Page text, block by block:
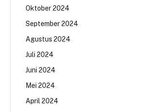
Oktober 2024
September 2024
Agustus 2024
Juli 2024
Juni 2024
Mei 2024
April 2024